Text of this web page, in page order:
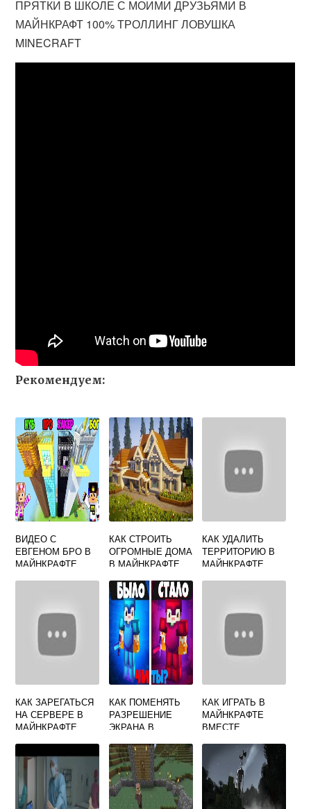
ПРЯТКИ В ШКОЛЕ С МОИМИ ДРУЗЬЯМИ В
МАЙНКРАФТ 100% ТРОЛЛИНГ ЛОВУШКА
MINECRAFT
Рекомендуем:
ВИДЕО С
ЕВГЕНОМ БРО В
МАЙНКРАФТЕ
КАК СТРОИТЬ
ОГРОМНЫЕ ДОМА
В МАЙНКРАФТЕ
КАК УДАЛИТЬ
ТЕРРИТОРИЮ В
МАЙНКРАФТЕ
КАК ЗАРЕГАТЬСЯ
НА СЕРВЕРЕ В
МАЙНКРАФТЕ
КАК ПОМЕНЯТЬ
РАЗРЕШЕНИЕ
ЭКРАНА В
КАК ИГРАТЬ В
МАЙНКРАФТЕ
ВМЕСТЕ